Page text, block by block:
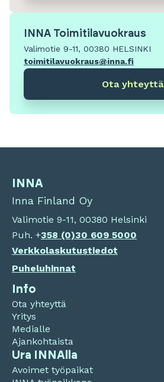
INNA Toimitilavuokraus
Valimotie 9-11, 00380 HELSINKI
toimitilavuokraus@inna.fi
Ota yhteyttä
INNA
Inna Finland Oy
Valimotie 9-11, 00380 Helsinki
Puh. +358 (0)30 609 5000
Verkkolaskutustiedot
Puheluhinnat
Info
Ota yhteyttä
Yritys
Medialle
Ajankohtaista
Ura INNAlla
Avoimet työpaikat